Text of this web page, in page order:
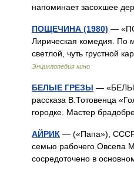
напоминает засохшее
ПОЩЕЧИНА (1980) —
Лирическая комедия. По
светлой, чуть грустной
Энциклопедия кино
БЕЛЫЕ ГРЕЗЫ —
рассказа В.Тотовенца
городке. Мастер
АЙРИК — («Папа»),
семью рабочего Овсепа
сосредоточено в